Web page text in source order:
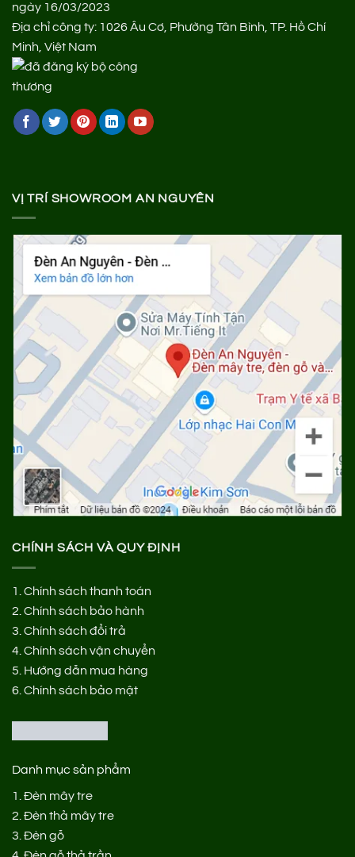
ngày 16/03/2023
Địa chỉ công ty: 1026 Âu Cơ, Phường Tân Bình, TP. Hồ Chí
Minh, Việt Nam
VỊ TRÍ SHOWROOM AN NGUYÊN
CHÍNH SÁCH VÀ QUY ĐỊNH
1. Chính sách thanh toán
2. Chính sách bảo hành
3. Chính sách đổi trả
4. Chính sách vận chuyển
5. Hướng dẫn mua hàng
6. Chính sách bảo mật
Danh mục sản phẩm
1. Đèn mây tre
2. Đèn thả mây tre
3. Đèn gỗ